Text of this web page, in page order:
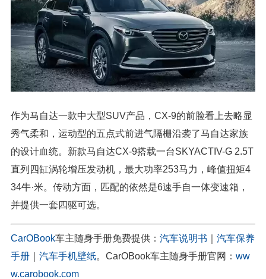
作为马自达一款中大型SUV产品，CX-9的前脸看上去略显
秀气柔和，运动型的五点式前进气隔栅沿袭了马自达家族
的设计血统。新款马自达CX-9搭载一台SKYACTIV-G 2.5T
直列四缸涡轮增压发动机，最大功率253马力，峰值扭矩4
34牛·米。传动方面，匹配的依然是6速手自一体变速箱，
并提供一套四驱可选。
CarOBook车主随身手册免费提供： 汽车说明书
汽车保养
手册
汽车手机壁纸。CarOBook车主随身手册官网： ww
w.carobook.com